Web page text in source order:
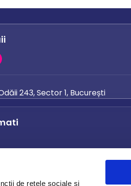
de rețele sociale și
243, Sector 1, București